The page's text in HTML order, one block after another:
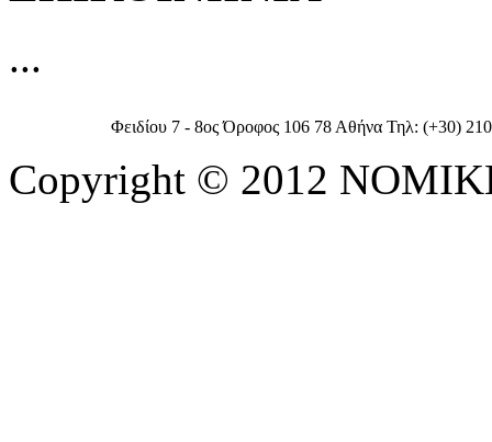
...
Φειδίου 7 - 8ος Όροφος 106 78 Αθήνα Τηλ: (+30)
Copyright © 2012